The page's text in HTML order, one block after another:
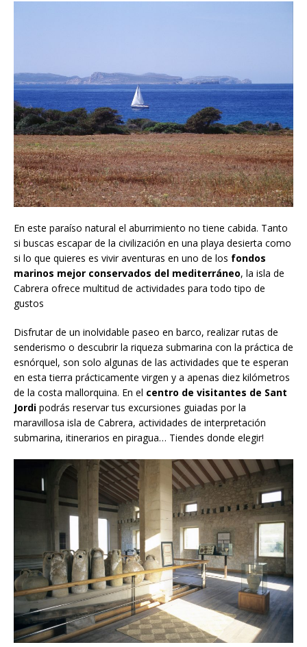
En este paraíso natural el aburrimiento no tiene cabida. Tanto
si buscas escapar de la civilización en una playa desierta como
si lo que quieres es vivir aventuras en uno de los fondos
marinos mejor conservados del mediterráneo, la isla de
Cabrera ofrece multitud de actividades para todo tipo de
gustos
Disfrutar de un inolvidable paseo en barco, realizar rutas de
senderismo o descubrir la riqueza submarina con la práctica de
esnórquel, son solo algunas de las actividades que te esperan
en esta tierra prácticamente virgen y a apenas diez kilómetros
de la costa mallorquina. En el centro de visitantes de Sant
Jordi podrás reservar tus excursiones guiadas por la
maravillosa isla de Cabrera, actividades de interpretación
submarina, itinerarios en piragua… Tiendes donde elegir!